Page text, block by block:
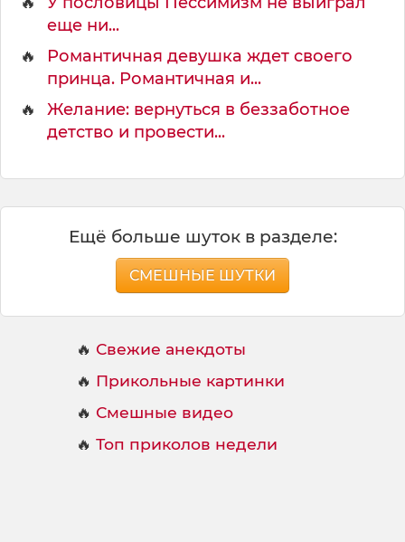
еще ни...
🔥
Романтичная девушка ждет своего
принца. Романтичная и...
🔥
Желание: вернуться в беззаботное
детство и провести...
Ещё больше шуток в разделе:
СМЕШНЫЕ ШУТКИ
🔥 Свежие анекдоты
🔥 Прикольные картинки
🔥 Смешные видео
🔥 Топ приколов недели